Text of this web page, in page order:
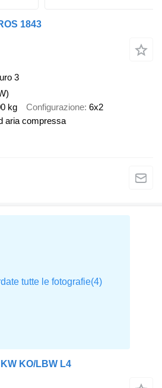
1843
3
kg Configurazione 6x2
aria compressa
KO/LBW L4